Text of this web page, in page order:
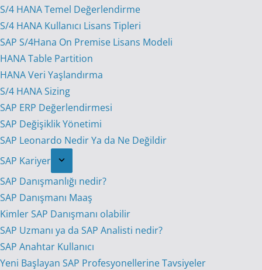
S/4 HANA Temel Değerlendirme
S/4 HANA Kullanıcı Lisans Tipleri
SAP S/4Hana On Premise Lisans Modeli
HANA Table Partition
HANA Veri Yaşlandırma
S/4 HANA Sizing
SAP ERP Değerlendirmesi
SAP Değişiklik Yönetimi
SAP Leonardo Nedir Ya da Ne Değildir
SAP Kariyer
SAP Danışmanlığı nedir?
SAP Danışmanı Maaş
Kimler SAP Danışmanı olabilir
SAP Uzmanı ya da SAP Analisti nedir?
SAP Anahtar Kullanıcı
Yeni Başlayan SAP Profesyonellerine Tavsiyeler